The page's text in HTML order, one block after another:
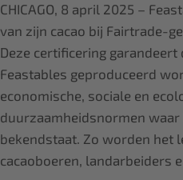
CHICAGO, 8 april 2025 –
van zijn cacao bij Fairtrade-
Deze certificering garandeert
Feastables geproduceerd
economische, sociale en
duurzaamheidsnormen
bekendstaat. Zo worden het
cacaoboeren, landarbeiders